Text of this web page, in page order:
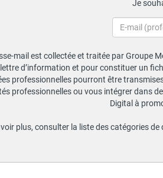
Je
mail est collectée et traitée par Groupe
d’information et pour constituer un
professionnelles pourront être
professionnelles ou vous intégrer dans
Digital à
plus, consulter la liste des catégories